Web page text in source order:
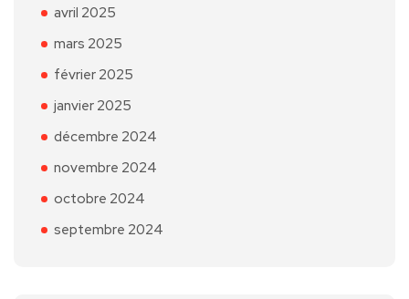
avril 2025
mars 2025
février 2025
janvier 2025
décembre 2024
novembre 2024
octobre 2024
septembre 2024